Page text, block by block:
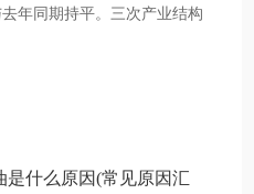
年同期持平。三次产业结构
是什么原因(常见原因汇